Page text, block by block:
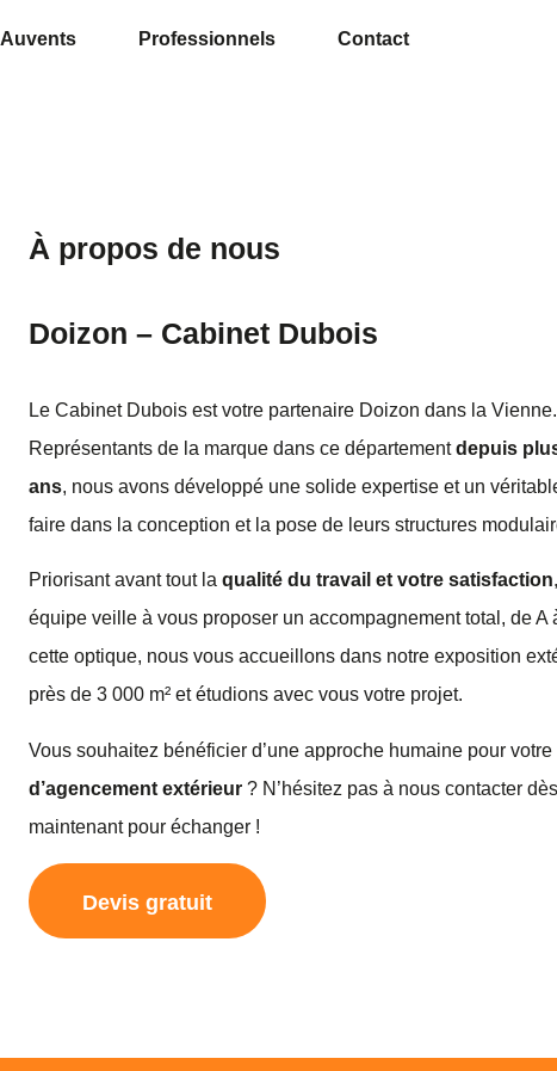
Auvents Professionnels Contact
À propos de nous
Doizon – Cabinet Dubois
Le Cabinet Dubois est votre partenaire Doizon dans la Vienne.
Représentants de la marque dans ce départementdepuis
ans, nous avons développé une solide expertise et un
faire dans la conception et la pose de leurs structures
Priorisant avant tout la qualité du travail et votre satisfaction
équipe veille à vous proposer un accompagnement total, de A
cette optique, nous vous accueillons dans notre exposition
près de 3 000 m² et étudions avec vous votre projet.
Vous souhaitez bénéficier d’une approche humaine pour votre
d’agencement extérieur ? N’hésitez pas à nous contacter dès
maintenant pour échanger !
Devis gratuit